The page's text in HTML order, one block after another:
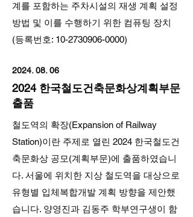
계를 포함하는 주차시설의 재생 계획 설정
방법 및 이를 수행하기 위한 컴퓨팅 장치
(등록번호: 10-2730906-0000)​
2024. 08. 06
2024 한국철도건축문화상계획부문
출품
철도역의 확장(Expansion of Railway
Station)이란 주제로 열린 2024 한국철도건
축문화상 공모(계획부문)에 출품하였습니
다. 서울에 위치한 지상 철도역을 대상으로
유형별 입체복합개발 계획 방향을 제안했
습니다. 양영진과 김동주 학부연구생이 함